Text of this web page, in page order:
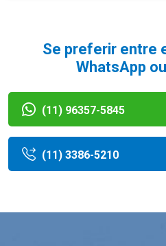
Se preferir entre
WhatsApp
(11) 96357-5845
(11) 3386-5210